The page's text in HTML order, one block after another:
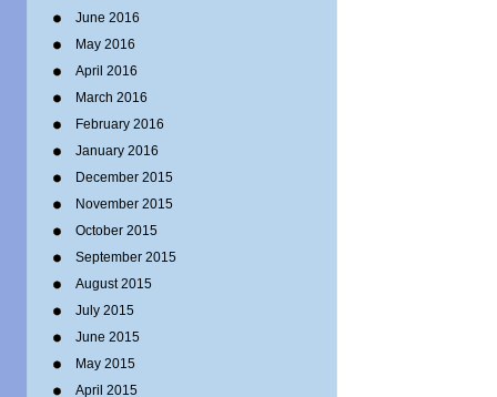
June 2016
May 2016
April 2016
March 2016
February 2016
January 2016
December 2015
November 2015
October 2015
September 2015
August 2015
July 2015
June 2015
May 2015
April 2015